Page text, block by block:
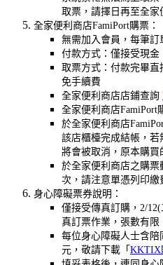
取票，請擇日再至全家
全家便利商店FamiPort購票：
無需加入會員，每筆訂
付款方式：僅接受現金
取票方式：付款完畢直
免手續費
全家便利商店店鋪查詢
全家便利商店FamiPort
於全家便利商店
該店櫃檯完成結帳，
將會被取消，原本購買
於全家便利商店之購
次，請注意單憑列印繳
身心障礙票券說明：
僅接受傳真訂購，2/
真訂票作業，張數有限
每位身心障礙人士含陪
元，敬請下載「 KKTIX